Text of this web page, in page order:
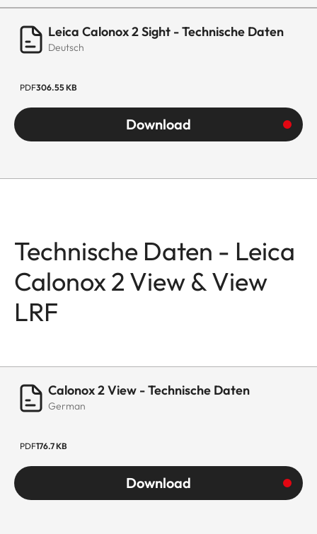
Leica Calonox 2 Sight - Technische Daten
Deutsch
PDF306.55 KB
Download
Technische Daten - Leica
Calonox 2 View & View
LRF
Calonox 2 View - Technische Daten
German
PDF176.7 KB
Download